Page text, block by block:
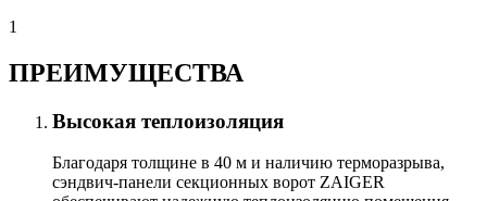
1
ПРЕИМУЩЕСТВА
Высокая теплоизоляция
Благодаря толщине в 40 м и наличию терморазрыва,
сэндвич-панели секционных ворот ZAIGER